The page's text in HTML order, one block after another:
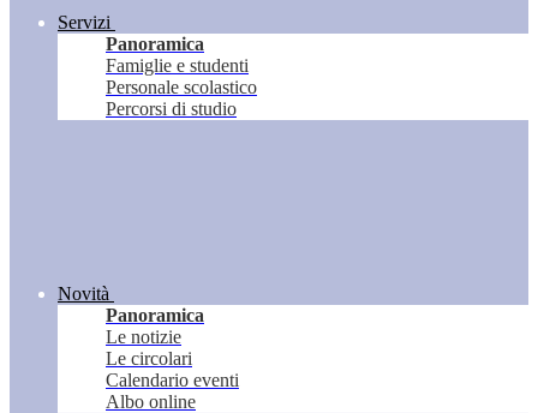
Servizi
Panoramica
Famiglie e studenti
Personale scolastico
Percorsi di studio
Novità
Panoramica
Le notizie
Le circolari
Calendario eventi
Albo online